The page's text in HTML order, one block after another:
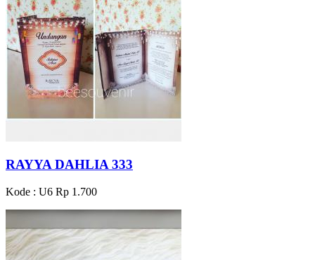
RAYYA DAHLIA 333
Kode : U6 Rp 1.700